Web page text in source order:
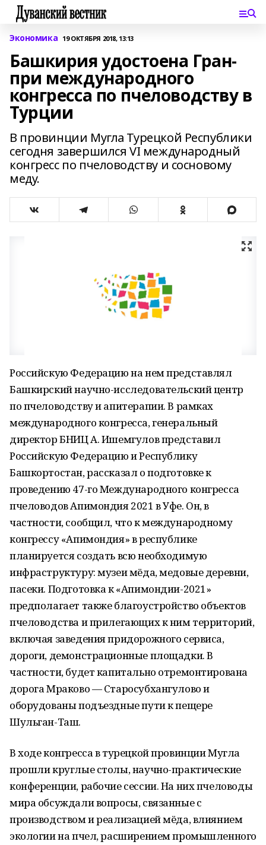
Экономика 19 ОКТЯБРЯ 2018, 13:13
Башкирия удостоена Гран-
при международного
конгресса по пчеловодству в
Турции
В провинции Мугла Турецкой Республики
сегодня завершился VI международный
конгресс по пчеловодству и сосновому
меду.
Российскую Федерацию на нем представлял
Башкирский научно-исследовательский центр
по пчеловодству и апитерапии. В рамках
международного конгресса, генеральный
директор БНИЦ А. Ишемгулов представил
Российскую Федерацию и Республику
Башкортостан, рассказал о подготовке к
проведению 47-го Международного конгресса
пчеловодов Апимондия 2021 в Уфе. Он, в
частности, сообщил, что к международному
конгрессу «Апимондия» в республике
планируется создать всю необходимую
инфраструктуру: музеи мёда, медовые деревни,
пасеки. Подготовка к «Апимондии-2021»
предполагает также благоустройство объектов
пчеловодства и прилегающих к ним территорий,
включая заведения придорожного сервиса,
дороги, демонстрационные площадки. В
частности, будет капитально отремонтирована
дорога Мраково — Старосубхангулово и
оборудованы подъездные пути к пещере
Шульган-Таш.
В ходе конгресса в турецкой провинции Мугла
прошли круглые столы, научно-практические
конференции, рабочие сессии. На них пчеловоды
мира обсуждали вопросы, связанные с
производством и реализацией мёда, влиянием
экологии на пчел, расширением промышленного